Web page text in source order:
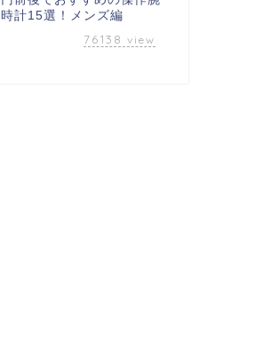
時計15選！メンズ編
76138 view